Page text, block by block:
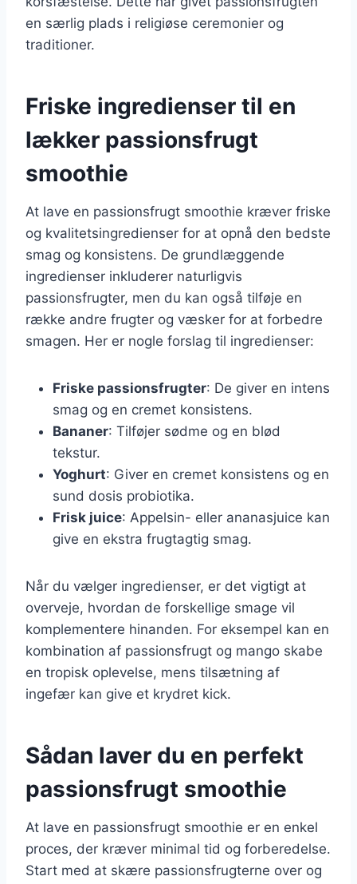
en særlig plads i religiøse ceremonier og
traditioner.
Friske ingredienser til en
lækker passionsfrugt
smoothie
At lave en passionsfrugt smoothie kræver friske
og kvalitetsingredienser for at opnå den bedste
smag og konsistens. De grundlæggende
ingredienser inkluderer naturligvis
passionsfrugter, men du kan også tilføje en
række andre frugter og væsker for at forbedre
smagen. Her er nogle forslag til ingredienser:
Friske passionsfrugter: De giver en intens
smag og en cremet konsistens.
Bananer: Tilføjer sødme og en blød
tekstur.
Yoghurt: Giver en cremet konsistens og en
sund dosis probiotika.
Frisk juice: Appelsin- eller ananasjuice kan
give en ekstra frugtagtig smag.
Når du vælger ingredienser, er det vigtigt at
overveje, hvordan de forskellige smage vil
komplementere hinanden. For eksempel kan en
kombination af passionsfrugt og mango skabe
en tropisk oplevelse, mens tilsætning af
ingefær kan give et krydret kick.
Sådan laver du en perfekt
passionsfrugt smoothie
At lave en passionsfrugt smoothie er en enkel
proces, der kræver minimal tid og forberedelse.
Start med at skære passionsfrugterne over og